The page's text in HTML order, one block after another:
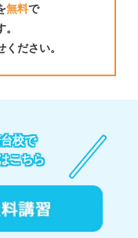
伸ばすべき力を
解できない」そう
かりやすさトッ
像授業と、最新
合塾 マナビス
ら入試・共通テス
無料で
ださい。
校で
こちら